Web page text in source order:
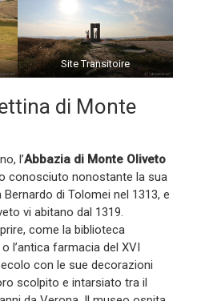
Site Transitoire
di Monte
l’Abbazia di Monte Oliveto
conosciuto nonostante la sua
di Tolomei nel 1313, e
vi abitano dal 1319.
come la biblioteca
l’antica farmacia del XVI
con le sue decorazioni
scolpito e intarsiato tra il